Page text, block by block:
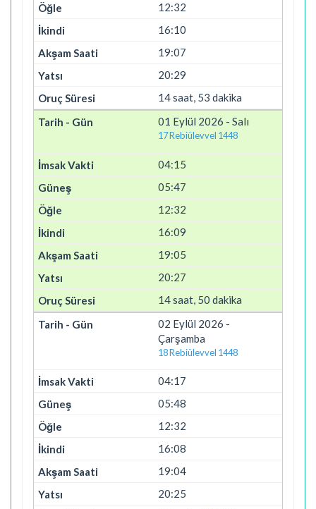
12:32
16:10
19:07
20:29
14 saat, 53 dakika
01 Eylül 2026 - Salı
17 Rebiülevvel 1448
04:15
05:47
12:32
16:09
19:05
20:27
14 saat, 50 dakika
02 Eylül 2026 -
Çarşamba
18 Rebiülevvel 1448
04:17
05:48
12:32
16:08
19:04
20:25